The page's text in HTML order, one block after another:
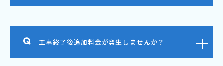
工事終了後追加料金が発生しませんか？